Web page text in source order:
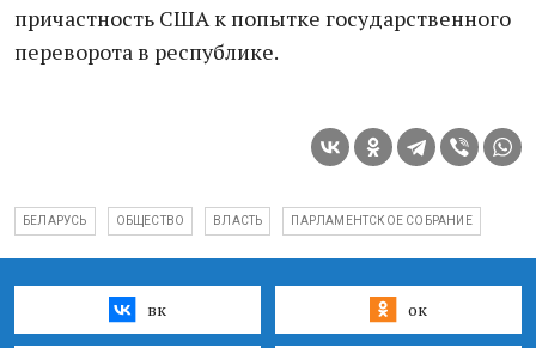
причастность США к попытке государственного
переворота в республике.
БЕЛАРУСЬ ОБЩЕСТВО ВЛАСТЬ ПАРЛАМЕНТСКОЕ СОБРАНИЕ
вк ок